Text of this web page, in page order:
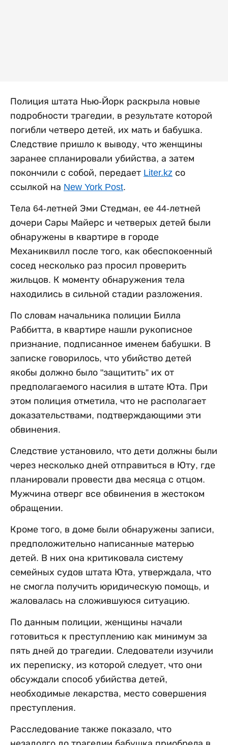
Полиция штата Нью-Йорк раскрыла новые
подробности трагедии, в результате которой
погибли четверо детей, их мать и бабушка.
Следствие пришло к выводу, что женщины
заранее спланировали убийства, а затем
покончили с собой, передает Liter.kz со
ссылкой на New York Post.
Тела 64-летней Эми Стедман, ее 44-летней
дочери Сары Майерс и четверых детей были
обнаружены в квартире в городе
Механиквилл после того, как обеспокоенный
сосед несколько раз просил проверить
жильцов. К моменту обнаружения тела
находились в сильной стадии разложения.
По словам начальника полиции Билла
Раббитта, в квартире нашли рукописное
признание, подписанное именем бабушки. В
записке говорилось, что убийство детей
якобы должно было "защитить” их от
предполагаемого насилия в штате Юта. При
этом полиция отметила, что не располагает
доказательствами, подтверждающими эти
обвинения.
Следствие установило, что дети должны были
через несколько дней отправиться в Юту, где
планировали провести два месяца с отцом.
Мужчина отверг все обвинения в жестоком
обращении.
Кроме того, в доме были обнаружены записи,
предположительно написанные матерью
детей. В них она критиковала систему
семейных судов штата Юта, утверждала, что
не смогла получить юридическую помощь, и
жаловалась на сложившуюся ситуацию.
По данным полиции, женщины начали
готовиться к преступлению как минимум за
пять дней до трагедии. Следователи изучили
их переписку, из которой следует, что они
обсуждали способ убийства детей,
необходимые лекарства, место совершения
преступления.
Расследование также показало, что